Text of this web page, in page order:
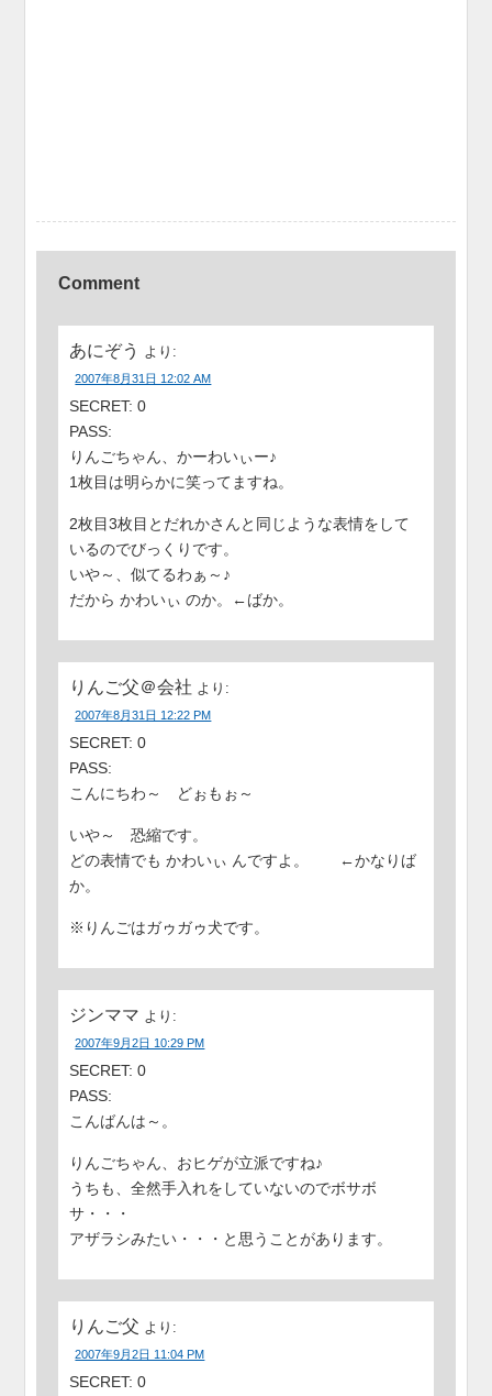
Comment
あにぞう より:
2007年8月31日 12:02 AM
SECRET: 0
PASS:
りんごちゃん、かーわいぃー♪
1枚目は明らかに笑ってますね。
2枚目3枚目とだれかさんと同じような表情をして
いるのでびっくりです。
いや～、似てるわぁ～♪
だから かわいぃ のか。←ばか。
りんご父＠会社 より:
2007年8月31日 12:22 PM
SECRET: 0
PASS:
こんにちわ～ どぉもぉ～
いや～ 恐縮です。
どの表情でも かわいぃ んですよ。 ←かなりば
か。
※りんごはガゥガゥ犬です。
ジンママ より:
2007年9月2日 10:29 PM
SECRET: 0
PASS:
こんばんは～。
りんごちゃん、おヒゲが立派ですね♪
うちも、全然手入れをしていないのでボサボ
サ・・・
アザラシみたい・・・と思うことがあります。
りんご父 より:
2007年9月2日 11:04 PM
SECRET: 0